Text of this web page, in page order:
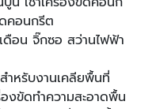
คอนกรีต
อน จิ๊กซอ สว่านไฟฟ้า
สำหรับงานเคลียพื้นที่
งขัดทำความสะอาดพื้น